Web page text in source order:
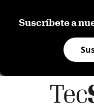
Suscríbete a